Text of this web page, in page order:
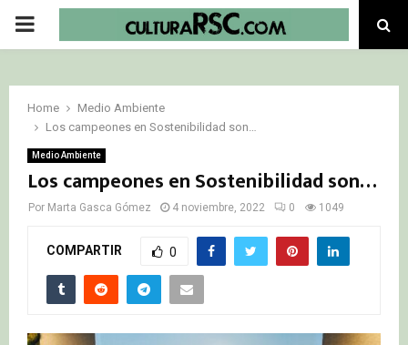
PRIMARY
Home
Medio Ambiente
Los campeones en Sostenibilidad son…
Medio Ambiente
Los campeones en Sostenibilidad son…
Por Marta Gasca Gómez 4 noviembre, 2022 0 1049
COMPARTIR 0